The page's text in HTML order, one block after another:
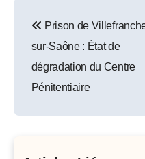
navigation
Prison de
sur-Saône : État de
dégradation du Centre
Pénitentiaire